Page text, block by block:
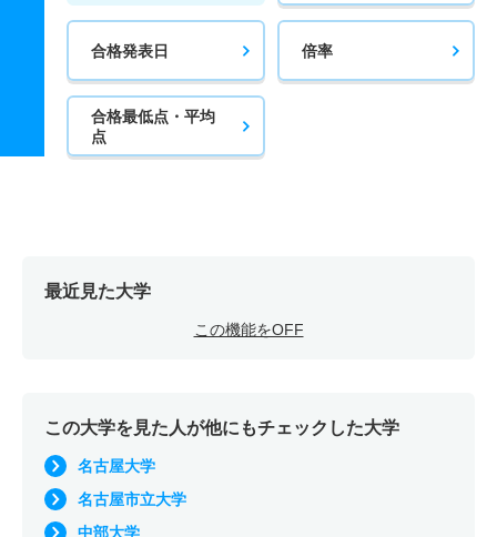
合格発表日 倍率
合格最低点・平均
点
最近見た大学
この機能をOFF
この大学を見た人が他にもチェックした大学
名古屋大学
名古屋市立大学
中部大学